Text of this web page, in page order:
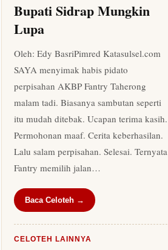
Bupati Sidrap Mungkin
Lupa
Oleh: Edy BasriPimred Katasulsel.com
SAYA menyimak habis pidato
perpisahan AKBP Fantry Taherong
malam tadi. Biasanya sambutan seperti
itu mudah ditebak. Ucapan terima kasih.
Permohonan maaf. Cerita keberhasilan.
Lalu salam perpisahan. Selesai. Ternyata
Fantry memilih jalan…
Baca Celoteh →
CELOTEH LAINNYA